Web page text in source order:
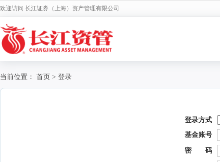
欢迎访问 长江证券（上海）资产管理有限公司
当前位置： 首页 > 登录
登录方式
基金账号
密 码